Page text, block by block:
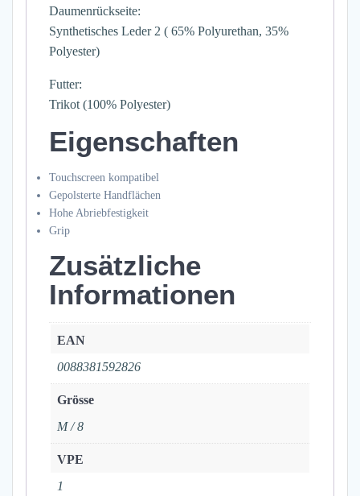
Daumenrückseite:
Synthetisches Leder 2 ( 65% Polyurethan, 35%
Polyester)
Futter:
Trikot (100% Polyester)
Eigenschaften
Touchscreen kompatibel
Gepolsterte Handflächen
Hohe Abriebfestigkeit
Grip
Zusätzliche
Informationen
EAN
0088381592826
Grösse
M / 8
VPE
1